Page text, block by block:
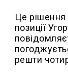
Це
позиції
решти